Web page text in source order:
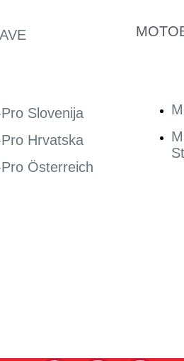
Slovenija
Hrvatska
Österreich